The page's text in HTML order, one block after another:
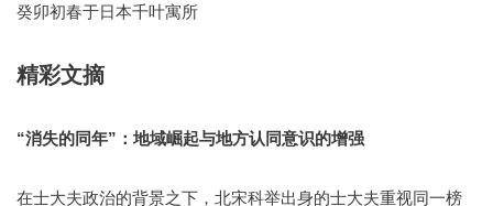
癸卯初春于日本千叶寓所
精彩文摘
“消失的同年”：地域崛起与地方认同意识的增强
在士大夫政治的背景之下，北宋科举出身的士大夫重视同一榜